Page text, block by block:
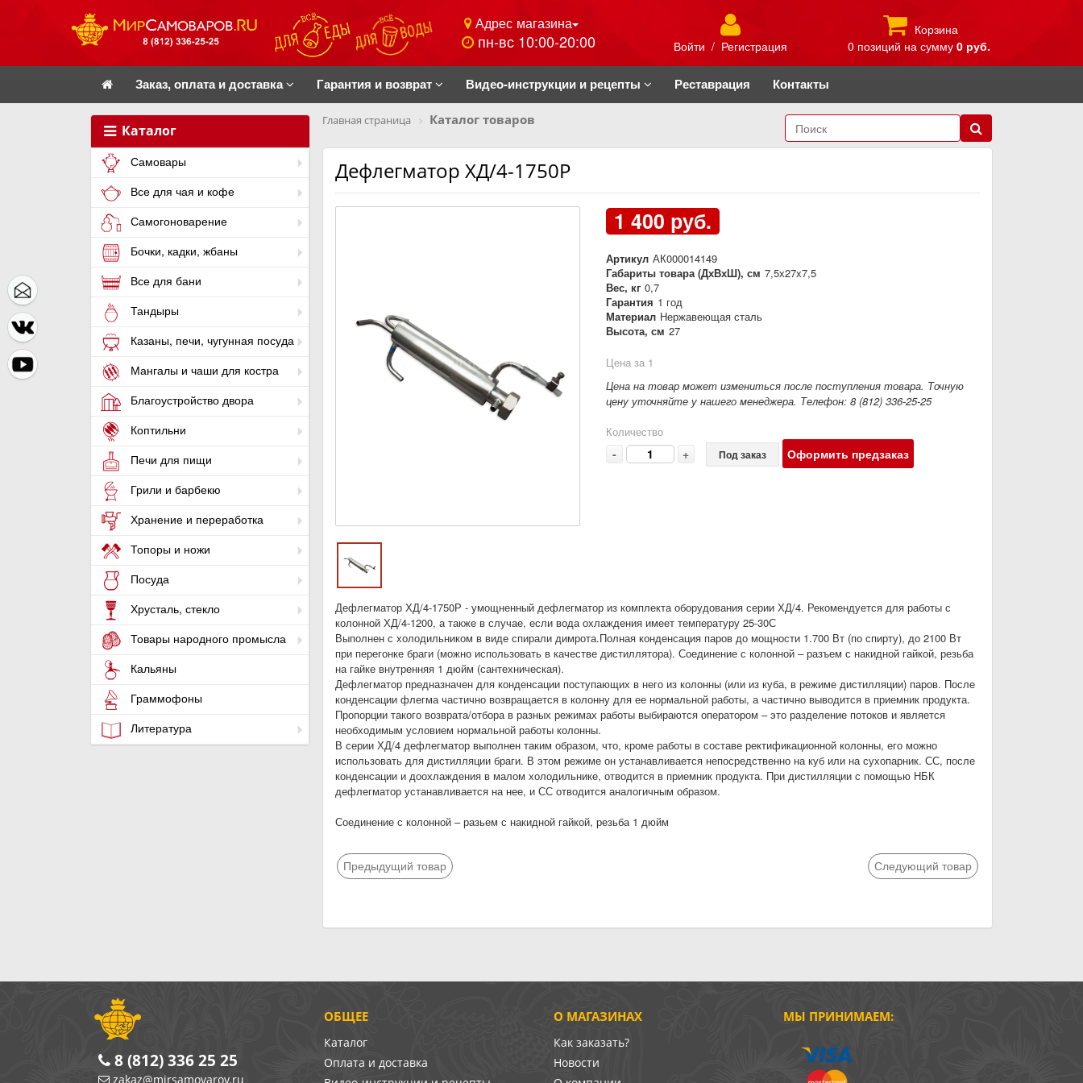
Адрес магазина
пн-вс 10:00-20:00 Войти / Регистрация
Корзина
0 позиций на сумму 0 руб.
Заказ, оплата и доставка Гарантия и возврат Видео-инструкции и рецепты Реставрация Контакты
Каталог
Самовары
Все для чая и кофе
Самогоноварение
Бочки, кадки, жбаны
Все для бани
Тандыры
Казаны, печи, чугунная посуда
Мангалы и чаши для костра
Благоустройство двора
Коптильни
Печи для пищи
Грили и барбекю
Хранение и переработка
Топоры и ножи
Посуда
Хрусталь, стекло
Товары народного промысла
Кальяны
Граммофоны
Литература
Главная страница Каталог товаров
Дефлегматор ХД/4-1750Р
1 400 руб.
Артикул АК000014149
Габариты товара (ДхВхШ), см 7,5х27х7,5
Вес, кг 0,7
Гарантия 1 год
Материал Нержавеющая сталь
Высота, см 27
Цена за 1
Цена на товар может измениться после поступления товара. Точную
цену уточняйте у нашего менеджера. Телефон: 8 (812) 336-25-25
Количество
- + Под заказ Оформить предзаказ
Дефлегматор ХД/4-1750Р - умощненный дефлегматор из комплекта оборудования серии ХД/4. Рекомендуется для работы с
колонной ХД/4-1200, а также в случае, если вода охлаждения имеет температуру 25-30С
Выполнен с холодильником в виде спирали димрота.Полная конденсация паров до мощности 1.700 Вт (по спирту), до 2100 Вт
при перегонке браги (можно использовать в качестве дистиллятора). Соединение с колонной – разъем с накидной гайкой, резьба
на гайке внутренняя 1 дюйм (сантехническая).
Дефлегматор предназначен для конденсации поступающих в него из колонны (или из куба, в режиме дистилляции) паров. После
конденсации флегма частично возвращается в колонну для ее нормальной работы, а частично выводится в приемник продукта.
Пропорции такого возврата/отбора в разных режимах работы выбираются оператором – это разделение потоков и является
необходимым условием нормальной работы колонны.
В серии ХД/4 дефлегматор выполнен таким образом, что, кроме работы в составе ректификационной колонны, его можно
использовать для дистилляции браги. В этом режиме он устанавливается непосредственно на куб или на сухопарник. СС, после
конденсации и доохлаждения в малом холодильнике, отводится в приемник продукта. При дистилляции с помощью НБК
дефлегматор устанавливается на нее, и СС отводится аналогичным образом.
Соединение с колонной – разьем с накидной гайкой, резьба 1 дюйм
Предыдущий товар Следующий товар
О МАГАЗИНАХ
Как заказать?
Новости
ОБЩЕЕ
Каталог
Оплата и доставка
МЫ ПРИНИМАЕМ:
8 (812) 336 25 25
zakaz@mirsamovarov.ru